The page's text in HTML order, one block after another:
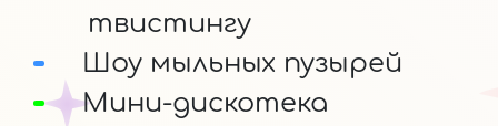
твистингу
Шоу мыльных пузырей
Мини-дискотека